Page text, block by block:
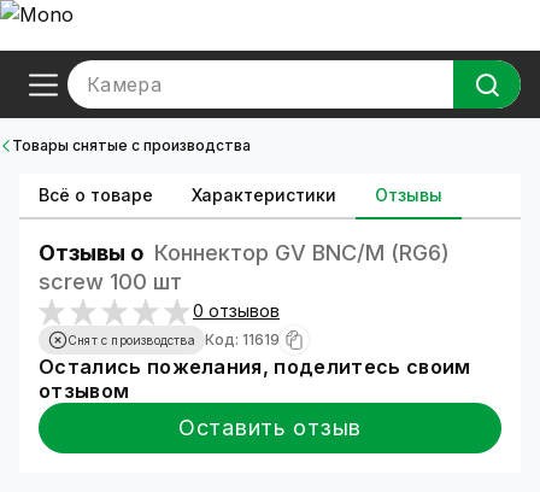
Камера
Товары снятые с производства
Всё о товаре Характеристики Отзывы
Отзывы о Коннектор GV BNC/M (RG6)
screw 100 шт
0 отзывов
Снят с производства Код: 11619
Остались пожелания, поделитесь своим
отзывом
Оставить отзыв